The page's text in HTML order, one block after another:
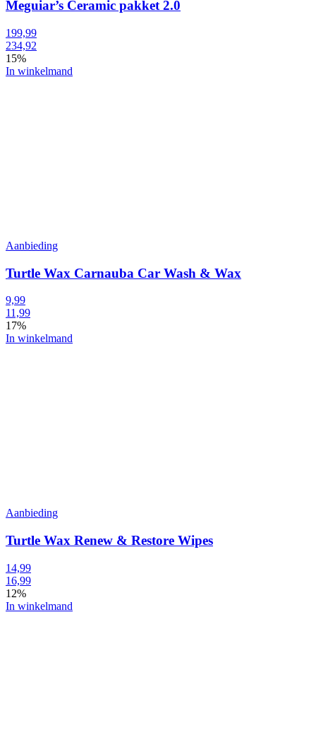
Meguiar’s Ceramic pakket 2.0
199,99
234,92
15%
In winkelmand
Aanbieding
Turtle Wax Carnauba Car Wash & Wax
9,99
11,99
17%
In winkelmand
Aanbieding
Turtle Wax Renew & Restore Wipes
14,99
16,99
12%
In winkelmand